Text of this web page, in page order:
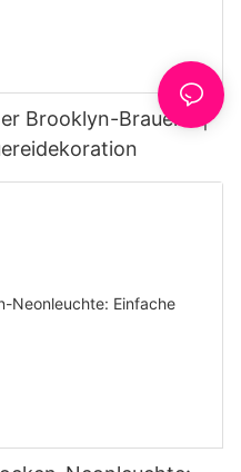
Brooklyn-Brauerei |